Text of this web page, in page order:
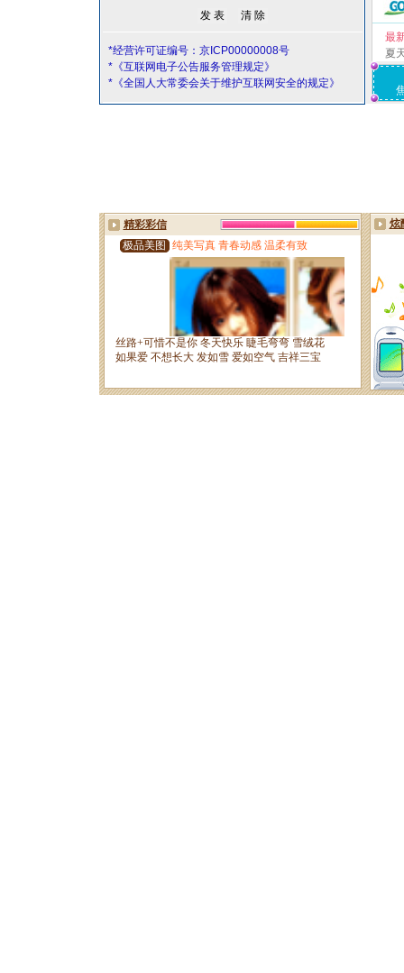
*经营许可证编号：京ICP00000008号
*《互联网电子公告服务管理规定》
*《全国人大常委会关于维护互联网安全的规定》
最
夏